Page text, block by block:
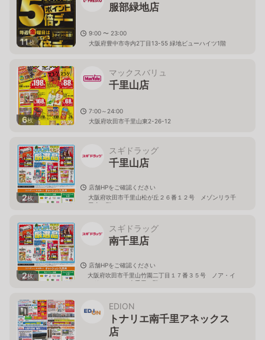
11枚
服部緑地店
9:00 〜 23:00
大阪府豊中市寺内2丁目13-55 緑地ビューハイツ1階
6枚
マックスバリュ
千里山店
7:00～24:00
大阪府吹田市千里山東2-26-12
2枚
スギドラッグ
千里山店
店舗HPをご確認ください
大阪府吹田市千里山松が丘２６番１２号 メゾンリラ千
里山１階
2枚
スギドラッグ
南千里店
店舗HPをご確認ください
大阪府吹田市千里山竹園二丁目１７番３５号 ノア・イ
ンドアステージ南千里１階
EDION
トナリエ南千里アネックス
店